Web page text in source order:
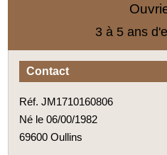
3 à 5 ans
Contact
Réf. JM1710160806
Né le 06/00/1982
69600 Oullins